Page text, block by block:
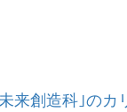
来創造科｣のカ